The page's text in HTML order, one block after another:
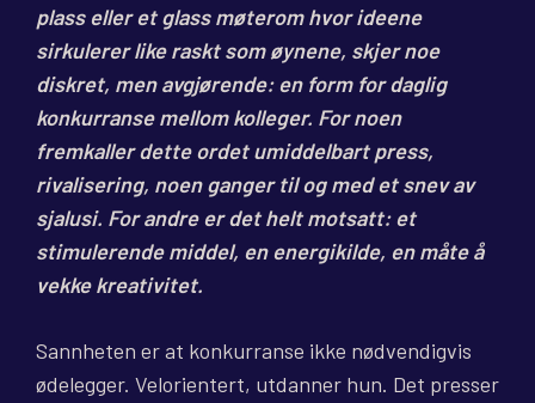
plass eller et glass møterom hvor ideene
sirkulerer like raskt som øynene, skjer noe
diskret, men avgjørende: en form for daglig
konkurranse mellom kolleger. For noen
fremkaller dette ordet umiddelbart press,
rivalisering, noen ganger til og med et snev av
sjalusi. For andre er det helt motsatt: et
stimulerende middel, en energikilde, en måte å
vekke kreativitet.
Sannheten er at konkurranse ikke nødvendigvis
ødelegger. Velorientert, utdanner hun. Det presser